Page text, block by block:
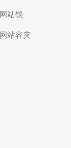
网站锁
网站容灾